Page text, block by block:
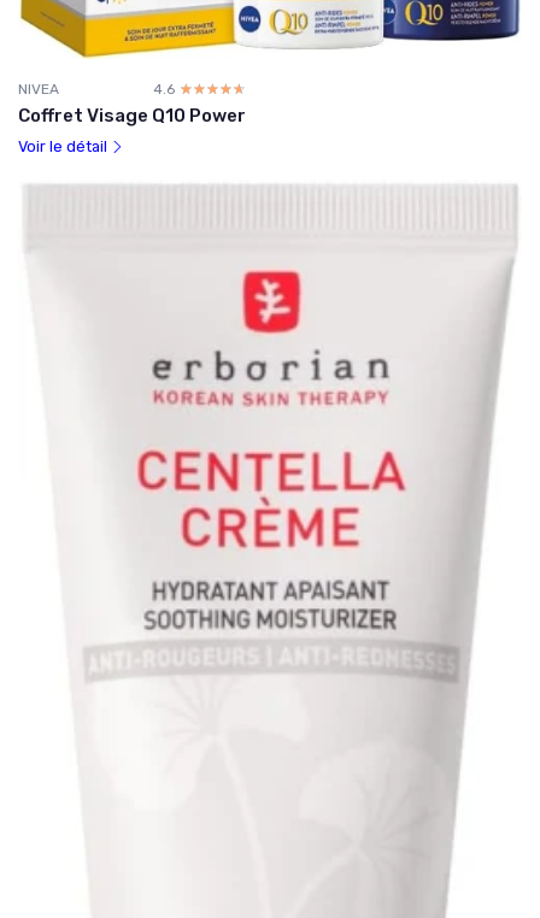
NIVEA 4.6 ☆☆☆☆☆
★★★★★
Coffret Visage Q10 Power
Voir le détail